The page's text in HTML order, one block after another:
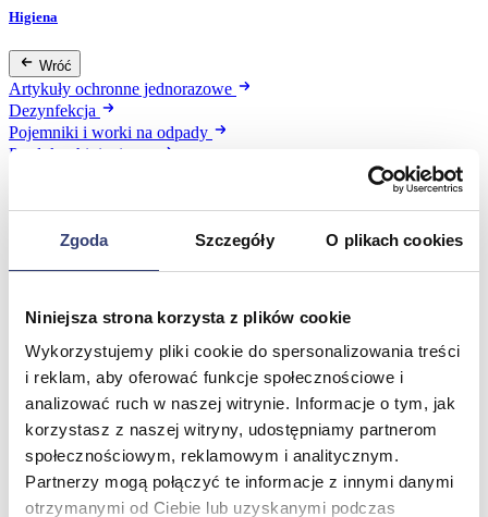
Zgoda Szczegóły O plikach cookies
Niniejsza strona korzysta z plików cookie
Wykorzystujemy pliki cookie do spersonalizowania treści
i reklam, aby oferować funkcje społecznościowe i
analizować ruch w naszej witrynie. Informacje o tym, jak
korzystasz z naszej witryny, udostępniamy partnerom
społecznościowym, reklamowym i analitycznym.
Partnerzy mogą połączyć te informacje z innymi danymi
otrzymanymi od Ciebie lub uzyskanymi podczas
Higiena
Wróć
Artykuły ochronne jednorazowe
Dezynfekcja
Pojemniki i worki na odpady
Produkty higieniczne
Strzykawki i igły
Profilaktyka i diagnostyka
Wróć
Pulsoksymetry
Ciśnieniomierze
Inhalatory
Instrumenty diagnostyczne
Artykuły Przeciwodleżynowe